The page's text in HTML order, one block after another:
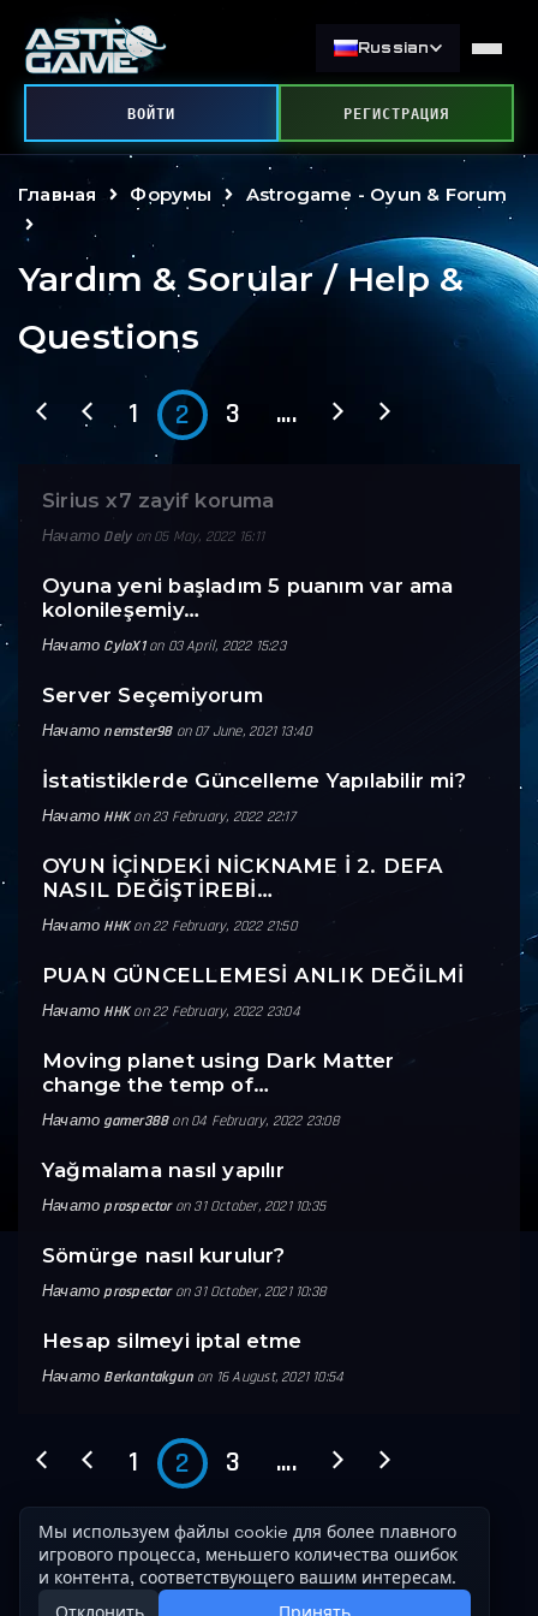
Russian
ВОЙТИ РЕГИСТРАЦИЯ
Главная Форумы Astrogame - Oyun & Forum
Yardım & Sorular / Help &
Questions
1 2 3 ....
Sirius x7 zayif koruma
Начато Delyon 05 May, 2022 16:11
Oyuna yeni başladım 5 puanım var ama
kolonileşemiy…
Начато CyloX1on 03 April, 2022 15:23
Server Seçemiyorum
Начато nemster98on 07 June, 2021 13:40
İstatistiklerde Güncelleme Yapılabilir mi?
Начато HHKon 23 February, 2022 22:17
OYUN İÇİNDEKİ NİCKNAME İ 2. DEFA
NASIL DEĞİŞTİREBİ…
Начато HHKon 22 February, 2022 21:50
PUAN GÜNCELLEMESİ ANLIK DEĞİLMİ
Начато HHKon 22 February, 2022 23:04
Moving planet using Dark Matter
change the temp of…
Начато gamer388on 04 February, 2022 23:08
Yağmalama nasıl yapılır
Начато prospectoron 31 October, 2021 10:35
Sömürge nasıl kurulur?
Начато prospectoron 31 October, 2021 10:38
Hesap silmeyi iptal etme
Начато Berkantakgun on 16 August, 2021 10:54
1 2 3 ....